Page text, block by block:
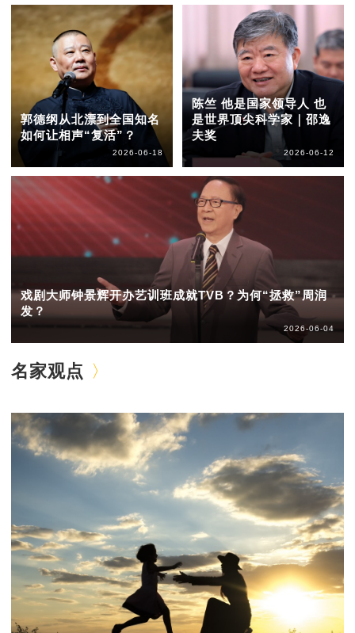
郭德纲从北漂到全国知名
如何让相声“复活”？
2026-06-18
陈竺 他是国家领导人 也
是世界顶尖科学家｜邵逸
夫奖
2026-06-12
戏剧大师钟景辉开办艺训班成就TVB？为何“拯救”周润
发？
2026-06-04
名家观点